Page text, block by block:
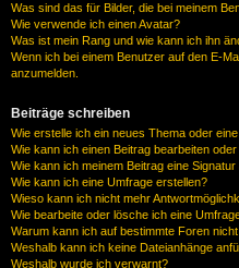
Was sind das für Bilder, die bei meinem
Wie verwende ich einen Avatar?
Was ist mein Rang und wie kann ich ihn
Wenn ich bei einem Benutzer auf den E-
anzumelden.
Beiträge schreiben
Wie erstelle ich ein neues Thema oder
Wie kann ich einen Beitrag bearbeiten
Wie kann ich meinem Beitrag eine Signatur
Wie kann ich eine Umfrage erstellen?
Wieso kann ich nicht mehr
Wie bearbeite oder lösche ich eine
Warum kann ich auf bestimmte Foren
Weshalb kann ich keine Dateianhänge
Weshalb wurde ich verwarnt?